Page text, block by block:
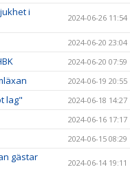
i
2024-06-26 11:54
2024-06-20 23:04
2024-06-20 07:59
2024-06-19 20:55
lag" 2024-06-18 14:27
2024-06-16 17:17
2024-06-15 08:29
gästar
2024-06-14 19:11